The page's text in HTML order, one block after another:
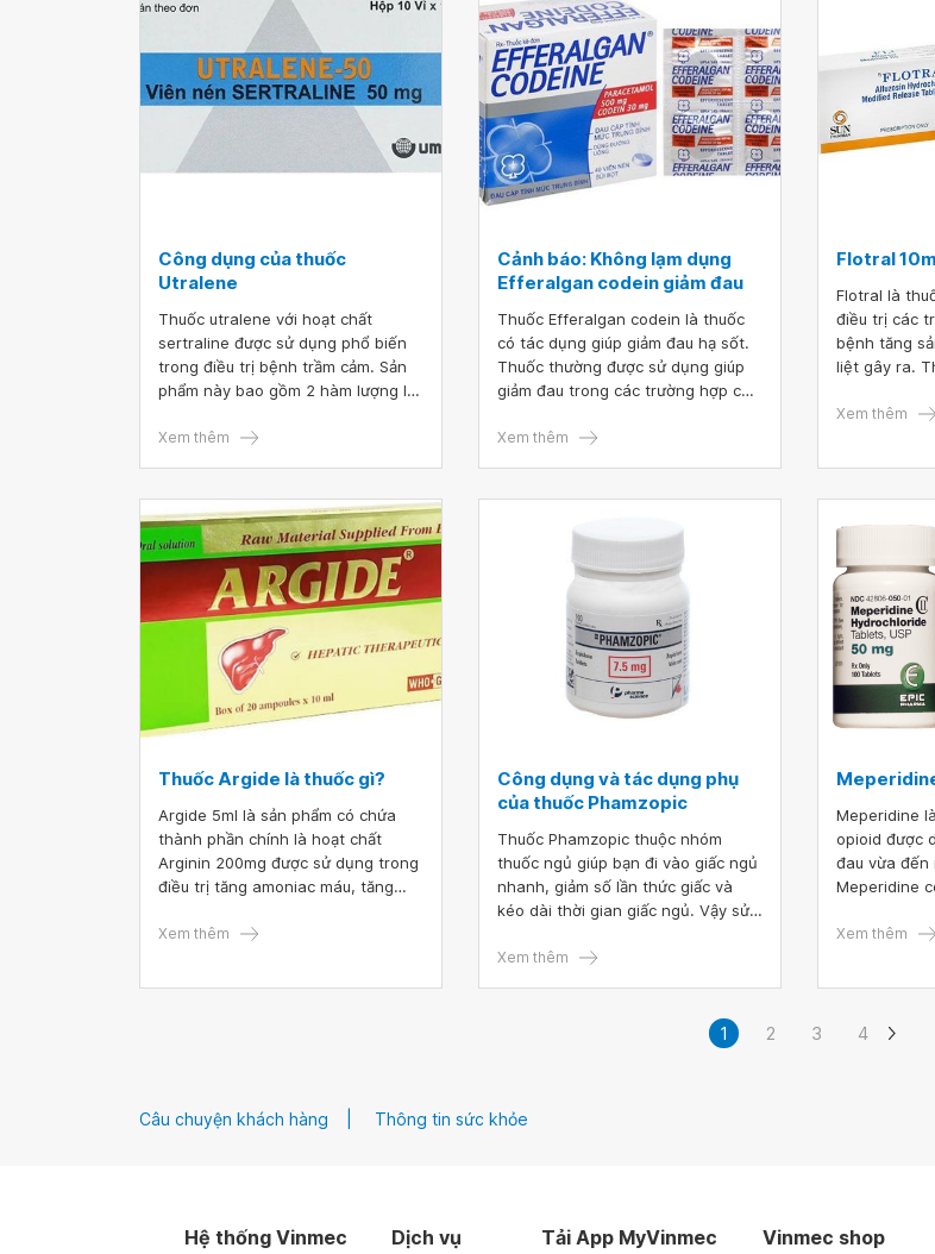
trình sử dụng, đặc biệt là khi sử
dụng thuốc cho người cao tuổi.
Công dụng của thuốc
Utralene
Thuốc utralene với hoạt chất
sertraline được sử dụng phổ biến
trong điều trị bệnh trầm cảm. Sản
phẩm này bao gồm 2 hàm lượng là
100mg. Vậy người bệnh nên sử
Xem thêm
Cảnh báo: Không lạm dụng
Efferalgan codein giảm đau
Thuốc Efferalgan codein là thuốc
có tác dụng giúp giảm đau hạ sốt.
Thuốc thường được sử dụng giúp
giảm đau trong các trường hợp có
trong trường hợp đã dùng các
thời gian kéo dài tác dụng cũng lâu
Xem thêm
Flotral
Flotral là
điều trị các
bệnh tăng
liệt gây ra.
không giúp
Xem thêm
Thuốc Argide là thuốc gì?
Argide 5ml là sản phẩm có chứa
thành phần chính là hoạt chất
Arginin 200mg được sử dụng trong
điều trị tăng amoniac máu, tăng
chứng rối loạn chu trình Ure và trị
Xem thêm
Công dụng và tác dụng phụ
của thuốc Phamzopic
Thuốc Phamzopic thuộc nhóm
thuốc ngủ giúp bạn đi vào giấc ngủ
nhanh, giảm số lần thức giấc và
kéo dài thời gian giấc ngủ. Vậy sử
nghiện không, tác dụng phụ của
Xem thêm
Meperidine
opioid được
đau vừa đến
Meperidine
chỉ định và
Xem thêm
1 2 3 4
Câu chuyện khách hàng Thông tin sức khỏe
Hệ thống Vinmec Dịch vụ Tải App MyVinmec Vinmec shop